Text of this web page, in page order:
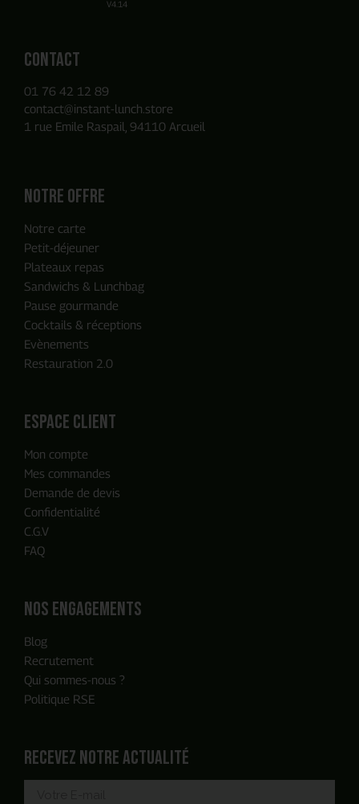
Notre équipe reviendra vers vous
en moins de 24h, c'est promis
V4.14
Contact
01 76 42 12 89
contact@instant-lunch.store
1 rue Emile Raspail, 94110 Arcueil
Notre offre
Notre carte
Petit-déjeuner
Plateaux repas
Sandwichs & Lunchbag
Pause gourmande
Cocktails & réceptions
Evènements
Restauration 2.0
espace client
Mon compte
Mes commandes
Demande de devis
Confidentialité
C.G.V
FAQ
Nos engagements
Blog
Recrutement
Qui sommes-nous ?
Politique RSE
Recevez notre actualité